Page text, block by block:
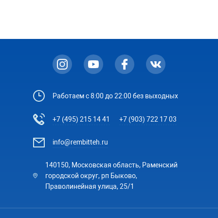
Работаем с 8:00 до 22:00 без выходных
+7 (495) 215 14 41 +7 (903) 722 17 03
info@rembitteh.ru
140150, Московская область, Раменский
городской округ, рп Быково,
Праволинейная улица, 25/1